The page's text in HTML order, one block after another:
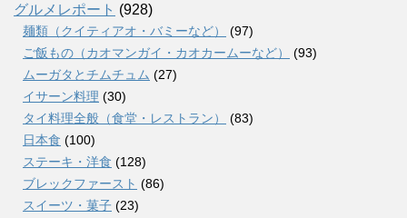
グルメレポート (928)
麺類（クイティアオ・バミーなど）
(97)
ご飯もの（カオマンガイ・カオカームーなど）
(93)
ムーガタとチムチュム (27)
イサーン料理 (30)
タイ料理全般（食堂・レストラン）
(83)
日本食 (100)
ステーキ・洋食 (128)
ブレックファースト (86)
スイーツ・菓子 (23)